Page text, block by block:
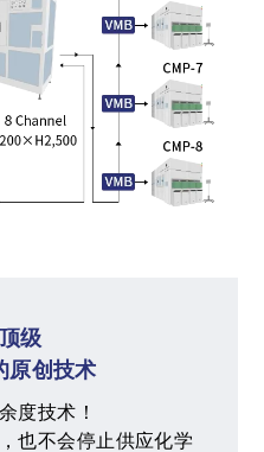
级
原创技术
度技术！
也不会停止供应化学